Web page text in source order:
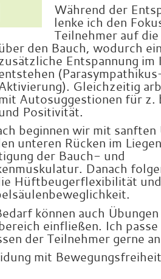
Während der
lenke ich den
Teilnehmer auf
den Bauch, wodurch
Entspannung im
Gleichzeitig
Autosuggestionen für z.
Positivität.
beginnen wir mit sanften
unteren Rücken im
der Bauch- und
Danach
Hüftbeugerflexibilität und
können auch
einfließen. Ich passe
der Teilnehmer gerne
mit Bewegungsfreiheit